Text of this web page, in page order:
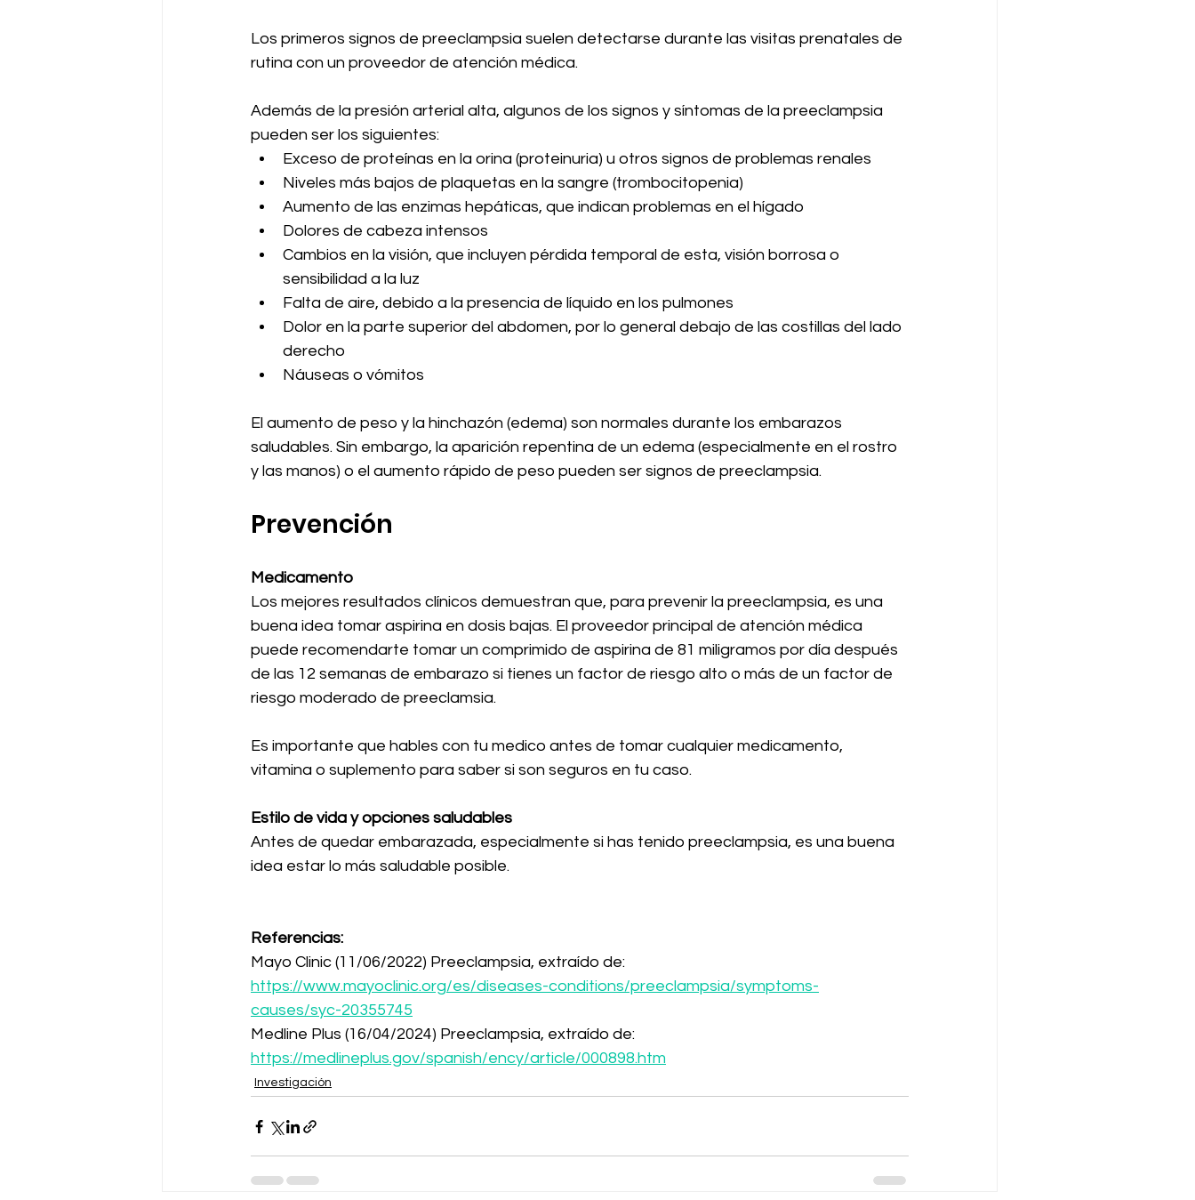
Los primeros signos de preeclampsia suelen detectarse durante las visitas prenatales de
rutina con un proveedor de atención médica.
Además de la presión arterial alta, algunos de los signos y síntomas de la preeclampsia
pueden ser los siguientes:
Exceso de proteínas en la orina (proteinuria) u otros signos de problemas renales
Niveles más bajos de plaquetas en la sangre (trombocitopenia)
Aumento de las enzimas hepáticas, que indican problemas en el hígado
Dolores de cabeza intensos
Cambios en la visión, que incluyen pérdida temporal de esta, visión borrosa o
sensibilidad a la luz
Falta de aire, debido a la presencia de líquido en los pulmones
Dolor en la parte superior del abdomen, por lo general debajo de las costillas del lado
derecho
Náuseas o vómitos
El aumento de peso y la hinchazón (edema) son normales durante los embarazos
saludables. Sin embargo, la aparición repentina de un edema (especialmente en el rostro
y las manos) o el aumento rápido de peso pueden ser signos de preeclampsia.
Prevención
Medicamento
Los mejores resultados clínicos demuestran que, para prevenir la preeclampsia, es una
buena idea tomar aspirina en dosis bajas. El proveedor principal de atención médica
puede recomendarte tomar un comprimido de aspirina de 81 miligramos por día después
de las 12 semanas de embarazo si tienes un factor de riesgo alto o más de un factor de
riesgo moderado de preeclamsia.
Es importante que hables con tu medico antes de tomar cualquier medicamento,
vitamina o suplemento para saber si son seguros en tu caso.
Estilo de vida y opciones saludables
Antes de quedar embarazada, especialmente si has tenido preeclampsia, es una buena
idea estar lo más saludable posible.
Referencias:
Mayo Clinic (11/06/2022) Preeclampsia, extraído de:
https://www.mayoclinic.org/es/diseases-conditions/preeclampsia/symptoms-
causes/syc-20355745
Medline Plus (16/04/2024) Preeclampsia, extraído de:
https://medlineplus.gov/spanish/ency/article/000898.htm
Investigación